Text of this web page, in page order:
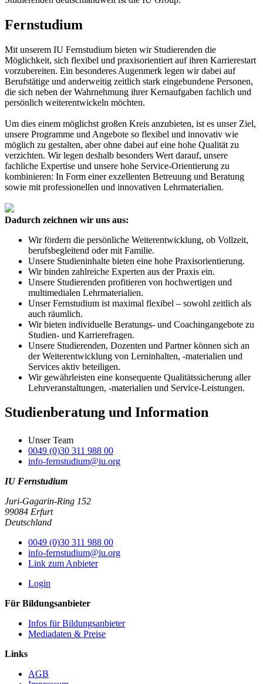
Fernstudium
Mit unserem IU Fernstudium bieten wir Studierenden die
Möglichkeit, sich flexibel und praxisorientiert auf ihren Karrierestart
vorzubereiten. Ein besonderes Augenmerk legen wir dabei auf
Berufstätige und anderweitig zeitlich stark eingebundene Personen,
die sich neben der Wahrnehmung ihrer Kernaufgaben fachlich und
persönlich weiterentwickeln möchten.
Um dies einem möglichst großen Kreis anzubieten, ist es unser Ziel,
unsere Programme und Angebote so flexibel und innovativ wie
möglich zu gestalten, aber ohne dabei auf eine hohe Qualität zu
verzichten. Wir legen deshalb besonders Wert darauf, unsere
fachliche Expertise und unsere hohe Service-Orientierung zu
kombinieren: In Form einer exzellenten Betreuung und Beratung
sowie mit professionellen und innovativen Lehrmaterialien.
Dadurch zeichnen wir uns aus:
Wir fördern die persönliche Weiterentwicklung, ob Vollzeit,
berufsbegleitend oder mit Familie.
Unsere Studieninhalte bieten eine hohe Praxisorientierung.
Wir binden zahlreiche Experten aus der Praxis ein.
Unsere Studierenden profitieren von hochwertigen und
multimedialen Lehrmaterialien.
Unser Fernstudium ist maximal flexibel – sowohl zeitlich als
auch räumlich.
Wir bieten individuelle Beratungs- und Coachingangebote zu
Studien- und Karrierefragen.
Unsere Studierenden, Dozenten und Partner können sich an
der Weiterentwicklung von Lerninhalten, -materialien und
Services aktiv beteiligen.
Wir gewährleisten eine konsequente Qualitätssicherung aller
Lehrveranstaltungen, -materialien und Service-Leistungen.
Studienberatung und Information
Unser Team
0049 (0)30 311 988 00
info-fernstudium@iu.org
IU Fernstudium
Juri-Gagarin-Ring 152
99084 Erfurt
Deutschland
0049 (0)30 311 988 00
info-fernstudium@iu.org
Link zum Anbieter
Login
Für Bildungsanbieter
Infos für Bildungsanbieter
Mediadaten & Preise
Links
AGB